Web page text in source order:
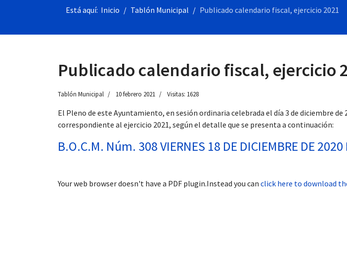
Está aquí: Inicio Tablón Municipal Publicado calendario fiscal, ejercicio 2021
Publicado calendario fiscal, ejercicio
Tablón Municipal 10 febrero 2021 Visitas: 1628
El Pleno de este Ayuntamiento, en sesión ordinaria celebrada el día 3 de diciembre
correspondiente al ejercicio 2021, según el detalle que se presenta a continuación:
B.O.C.M. Núm. 308 VIERNES 18 DE DICIEMBRE DE 2020
Your web browser doesn't have a PDF plugin.Instead you can click here to download